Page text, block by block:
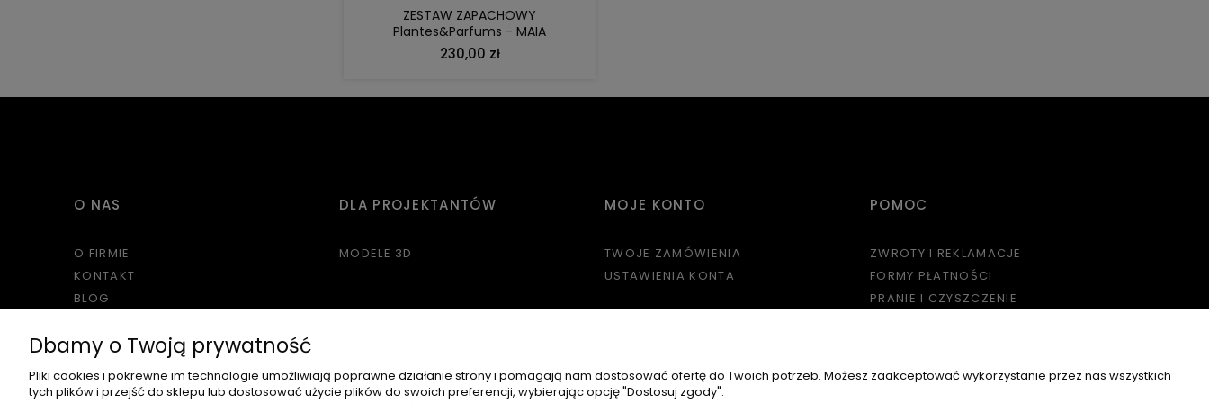
ZESTAW ZAPACHOWY
Plantes&Parfums - MAIA
230,00 zł
O NAS
O FIRMIE
KONTAKT
BLOG
DLA PROJEKTANTÓW
MODELE 3D
MOJE KONTO
TWOJE ZAMÓWIENIA
USTAWIENIA KONTA
POMOC
ZWROTY I REKLAMACJE
FORMY PŁATNOŚCI
PRANIE I CZYSZCZENIE
Dbamy o Twoją prywatność
Pliki cookies i pokrewne im technologie umożliwiają poprawne działanie strony i pomagają nam dostosować ofertę do Twoich potrzeb. Możesz zaakceptować wykorzystanie przez nas wszystkich
tych plików i przejść do sklepu lub dostosować użycie plików do swoich preferencji, wybierając opcję "Dostosuj zgody".